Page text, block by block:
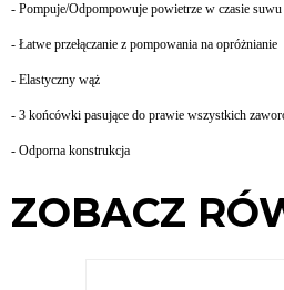
- Pompuje/Odpompowuje powietrze w czasie
- Łatwe przełączanie z pompowania na opróżnianie
- Elastyczny wąż
- 3 końcówki pasujące do prawie wszystkich
- Odporna konstrukcja
ZOBACZ